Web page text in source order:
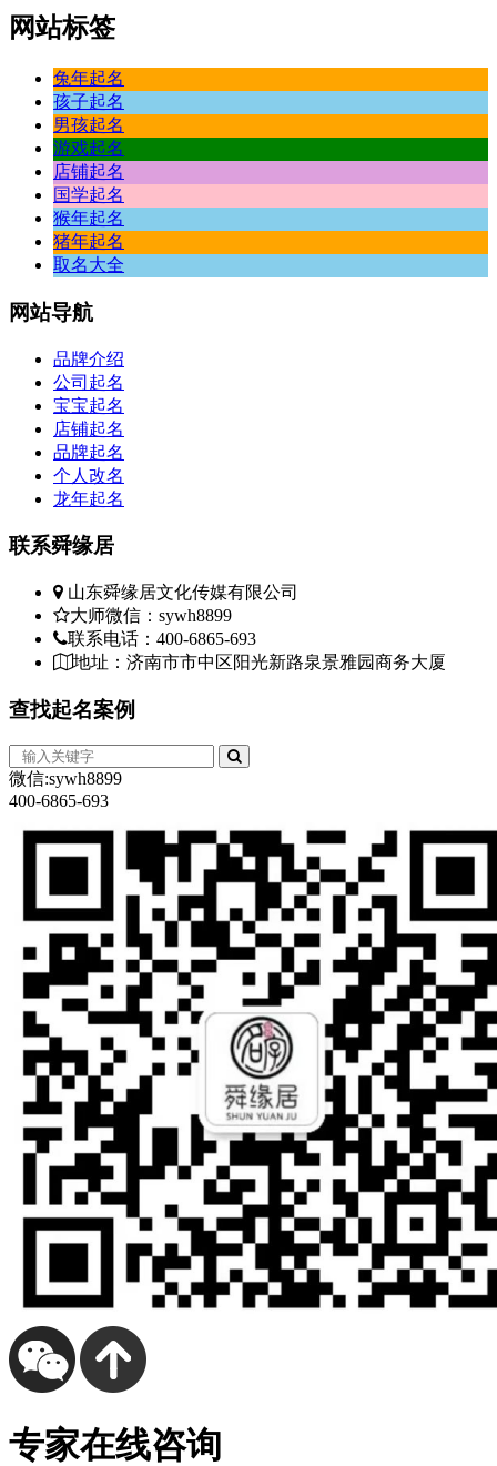
网站标签
兔年起名
孩子起名
男孩起名
游戏起名
店铺起名
国学起名
猴年起名
猪年起名
取名大全
网站导航
品牌介绍
公司起名
宝宝起名
店铺起名
品牌起名
个人改名
龙年起名
联系舜缘居
山东舜缘居文化传媒有限公司
大师微信：sywh8899
联系电话：400-6865-693
地址：济南市市中区阳光新路泉景雅园商务大厦
查找起名案例
微信:sywh8899
400-6865-693
专家在线咨询